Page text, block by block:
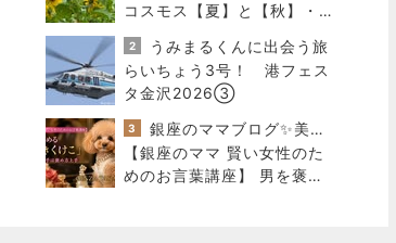
コスモス【夏】と【秋】・夕
食 ・ ガス保安点検・・♪
2
うみまるくんに出会う旅
らいちょう3号！ 港フェス
タ金沢2026③
3
銀座のママブログ✨美肌で開運✨銀座ママが作った化粧品✨銀座クラブ高嶋25歳で開店✨高嶋りえ子 お着物でエルメス バーキン コーデ
【銀座のママ 賢い女性のた
めのお言葉講座】 男を褒め